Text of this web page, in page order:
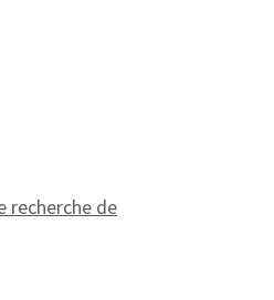
recherche de